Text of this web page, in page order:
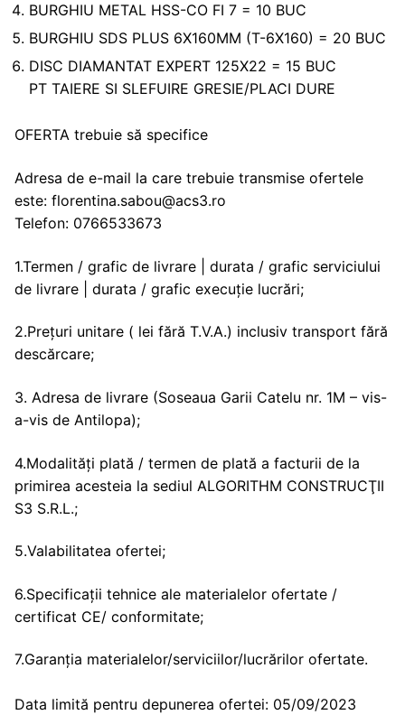
BURGHIU METAL HSS-CO FI 7 = 10 BUC
BURGHIU SDS PLUS 6X160MM (T-6X160) = 20 BUC
DISC DIAMANTAT EXPERT 125X22 = 15 BUC
PT TAIERE SI SLEFUIRE GRESIE/PLACI DURE
OFERTA trebuie să specifice
Adresa de e-mail la care trebuie transmise ofertele
este: florentina.sabou@acs3.ro
Telefon: 0766533673
1.Termen / grafic de livrare | durata / grafic serviciului
de livrare | durata / grafic execuție lucrări;
2.Prețuri unitare ( lei fără T.V.A.) inclusiv transport fără
descărcare;
3. Adresa de livrare (Soseaua Garii Catelu nr. 1M – vis-
a-vis de Antilopa);
4.Modalități plată / termen de plată a facturii de la
primirea acesteia la sediul ALGORITHM CONSTRUCŢII
S3 S.R.L.;
5.Valabilitatea ofertei;
6.Specificații tehnice ale materialelor ofertate /
certificat CE/ conformitate;
7.Garanția materialelor/serviciilor/lucrărilor ofertate.
Data limită pentru depunerea ofertei: 05/09/2023